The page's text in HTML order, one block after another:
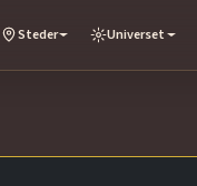
Steder Universet